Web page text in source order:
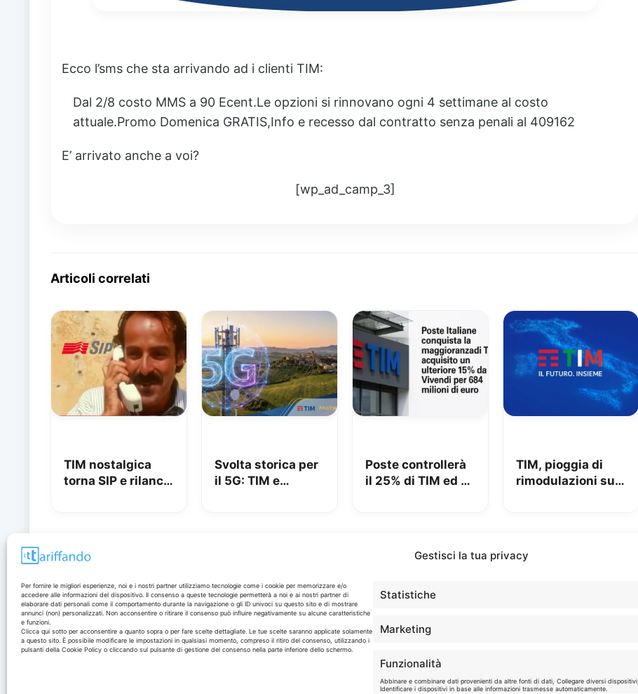
Gestisci la tua privacy
Per fornire le migliori esperienze, noi e i nostri partner utilizziamo tecnologie come i cookie per memorizzare e/o
accedere alle informazioni del dispositivo. Il consenso a queste tecnologie permetterà a noi e ai nostri partner di
elaborare dati personali come il comportamento durante la navigazione o gli ID univoci su questo sito e di mostrare
annunci (non) personalizzati. Non acconsentire o ritirare il consenso può influire negativamente su alcune caratteristiche
e funzioni.
Clicca qui sotto per acconsentire a quanto sopra o per fare scelte dettagliate. Le tue scelte saranno applicate solamente
a questo sito. È possibile modificare le impostazioni in qualsiasi momento, compreso il ritiro del consenso, utilizzando i
pulsanti della Cookie Policy o cliccando sul pulsante di gestione del consenso nella parte inferiore dello schermo.
Statistiche
Marketing
Funzionalità
Abbinare e combinare dati provenienti da altre fonti di dati, Collegare diversi dispositivi,
Identificare i dispositivi in base alle informazioni trasmesse automaticamente.
Ecco l’sms che sta arrivando ad i clienti TIM:
Dal 2/8 costo MMS a 90 Ecent.Le opzioni si rinnovano ogni 4 settimane al costo
attuale.Promo Domenica GRATIS,Info e recesso dal contratto senza penali al 409162
E’ arrivato anche a voi?
[wp_ad_camp_3]
Articoli correlati
TIM nostalgica
torna SIP e rilancia
Svolta storica per
il 5G: TIM e
Poste controllerà
il 25% di TIM ed è
TIM, pioggia di
rimodulazioni su
Disclaimer
I marchi citati appartengono ai rispettivi proprietari. Le
offerte segnalate possono subire variazioni: verifica
sempre le condizioni sui siti ufficiali.
Info
In qualità di Affiliato Amazon ed eBay, Tariffando riceve
un guadagno dagli acquisti idonei.
Note Legali|Cookie Policy